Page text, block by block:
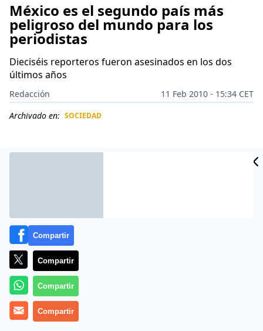
México es el segundo país más
peligroso del mundo para los
periodistas
Dieciséis reporteros fueron asesinados en los dos
últimos años
Redacción
11 Feb 2010 - 15:34 CET
Archivado en: SOCIEDAD
México sigue siendo el país latinoamericano más
peligroso para los periodistas, y el segundo del mundo
Compartir
Compartir
Compartir
Compartir